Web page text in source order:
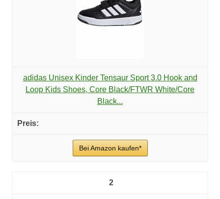
adidas Unisex Kinder Tensaur Sport 3.0 Hook and
Loop Kids Shoes, Core Black/FTWR White/Core
Black...
Bei Amazon kaufen*
2